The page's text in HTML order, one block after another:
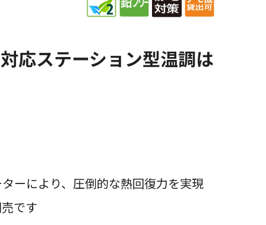
応ステーション型温調は
ーにより、圧倒的な熱回復力を実現
です